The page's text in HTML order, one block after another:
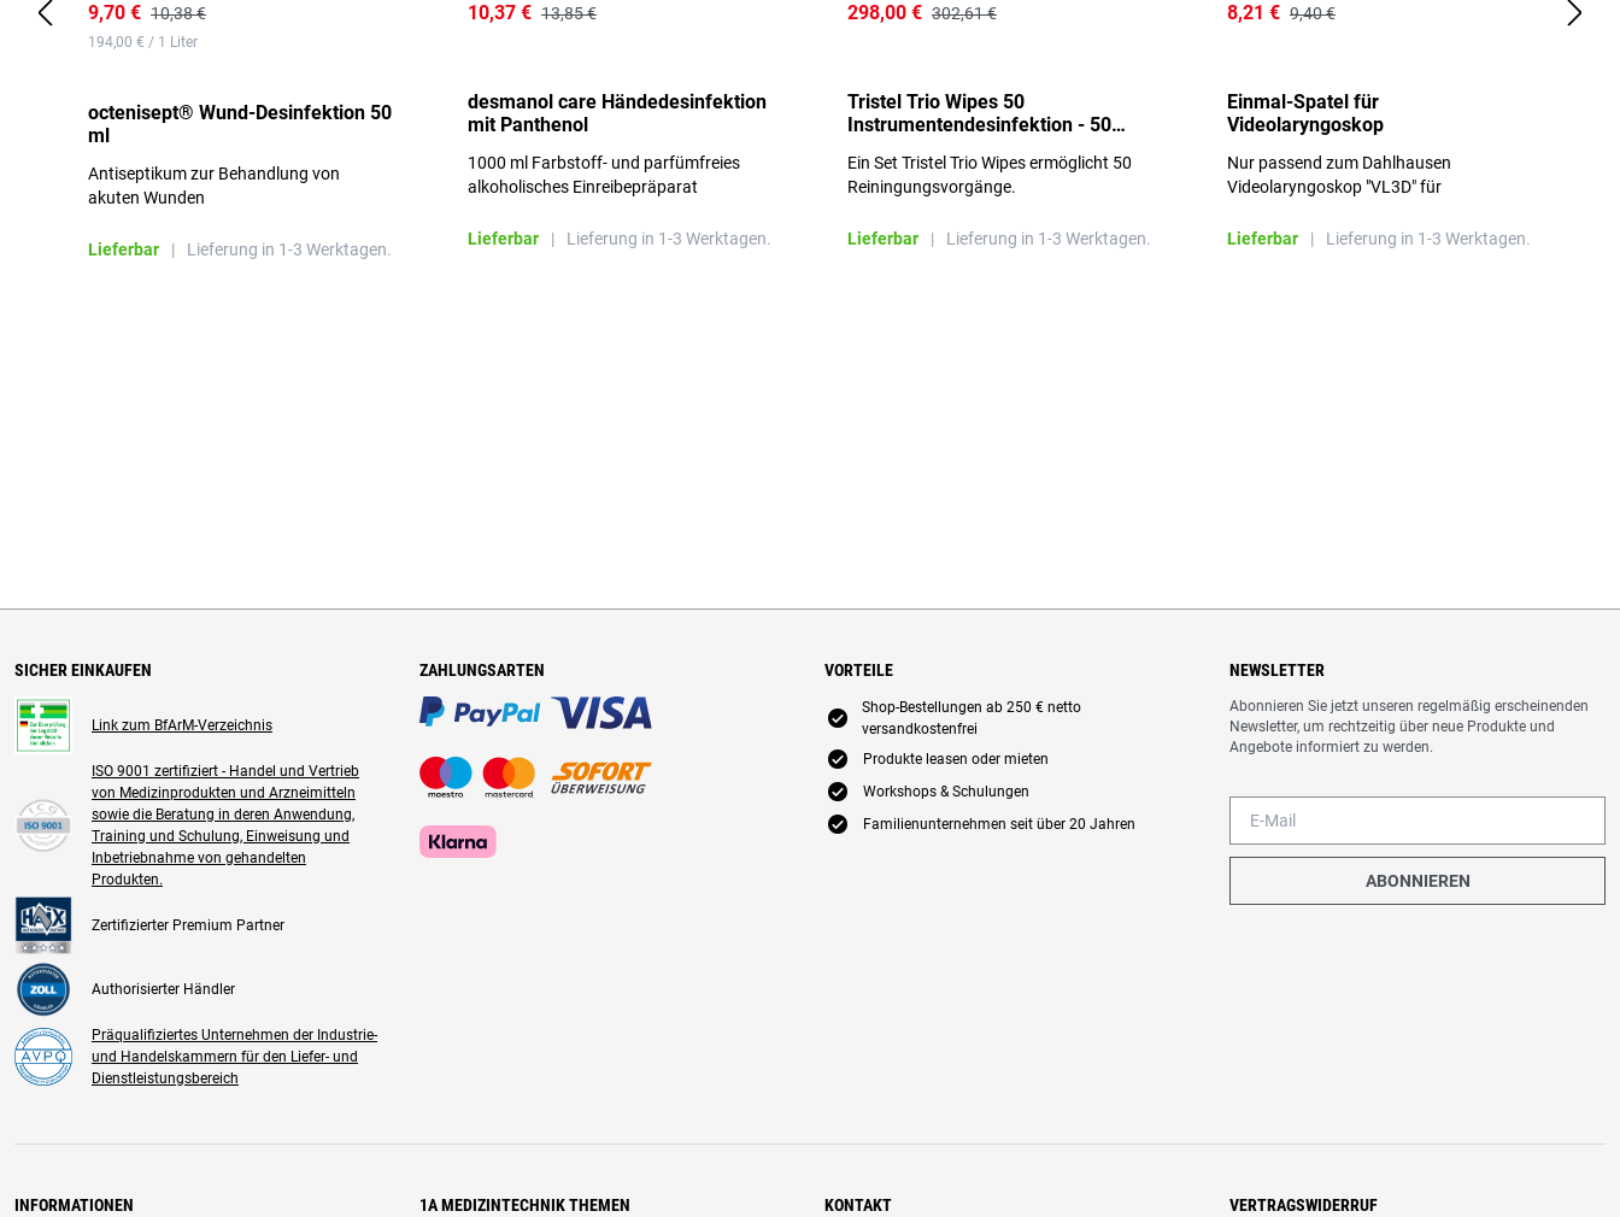
9,70 € 10,38 €
194,00 € / 1 Liter
octenisept® Wund-Desinfektion 50
ml
Antiseptikum zur Behandlung von
akuten Wunden
Lieferbar | Lieferung in 1-3 Werktagen.
10,37 € 13,85 €
desmanol care Händedesinfektion
mit Panthenol
1000 ml Farbstoff- und parfümfreies
alkoholisches Einreibepräparat
Lieferbar
| Lieferung in 1-3 Werktagen.
298,00 € 302,61 €
Tristel Trio Wipes 50
Instrumentendesinfektion - 50
Ein Set Tristel Trio Wipes ermöglicht 50
Reiningungsvorgänge.
Lieferbar | Lieferung in 1-3 Werktagen.
8,21 € 9,40 €
Einmal-Spatel für
Videolaryngoskop
Nur passend zum Dahlhausen
Videolaryngoskop "VL3D" für
Lieferbar
| Lieferung in 1-3 Werktagen.
SICHER EINKAUFEN
Link zum BfArM-Verzeichnis
ISO 9001 zertifiziert - Handel und Vertrieb
von Medizinprodukten und Arzneimitteln
sowie die Beratung in deren Anwendung,
Training und Schulung, Einweisung und
Inbetriebnahme von gehandelten
Produkten.
Zertifizierter Premium Partner
Authorisierter Händler
Präqualifiziertes Unternehmen der Industrie-
und Handelskammern für den Liefer- und
Dienstleistungsbereich
ZAHLUNGSARTEN VORTEILE
E
Shop-Bestellungen ab 250 € netto
versandkostenfrei
E Produkte leasen oder mieten
E Workshops & Schulungen
E Familienunternehmen seit über 20 Jahren
NEWSLETTER
Abonnieren Sie jetzt unseren regelmäßig erscheinenden
Newsletter, um rechtzeitig über neue Produkte und
Angebote informiert zu werden.
ABONNIEREN
INFORMATIONEN 1A MEDIZINTECHNIK THEMEN KONTAKT VERTRAGSWIDERRUF